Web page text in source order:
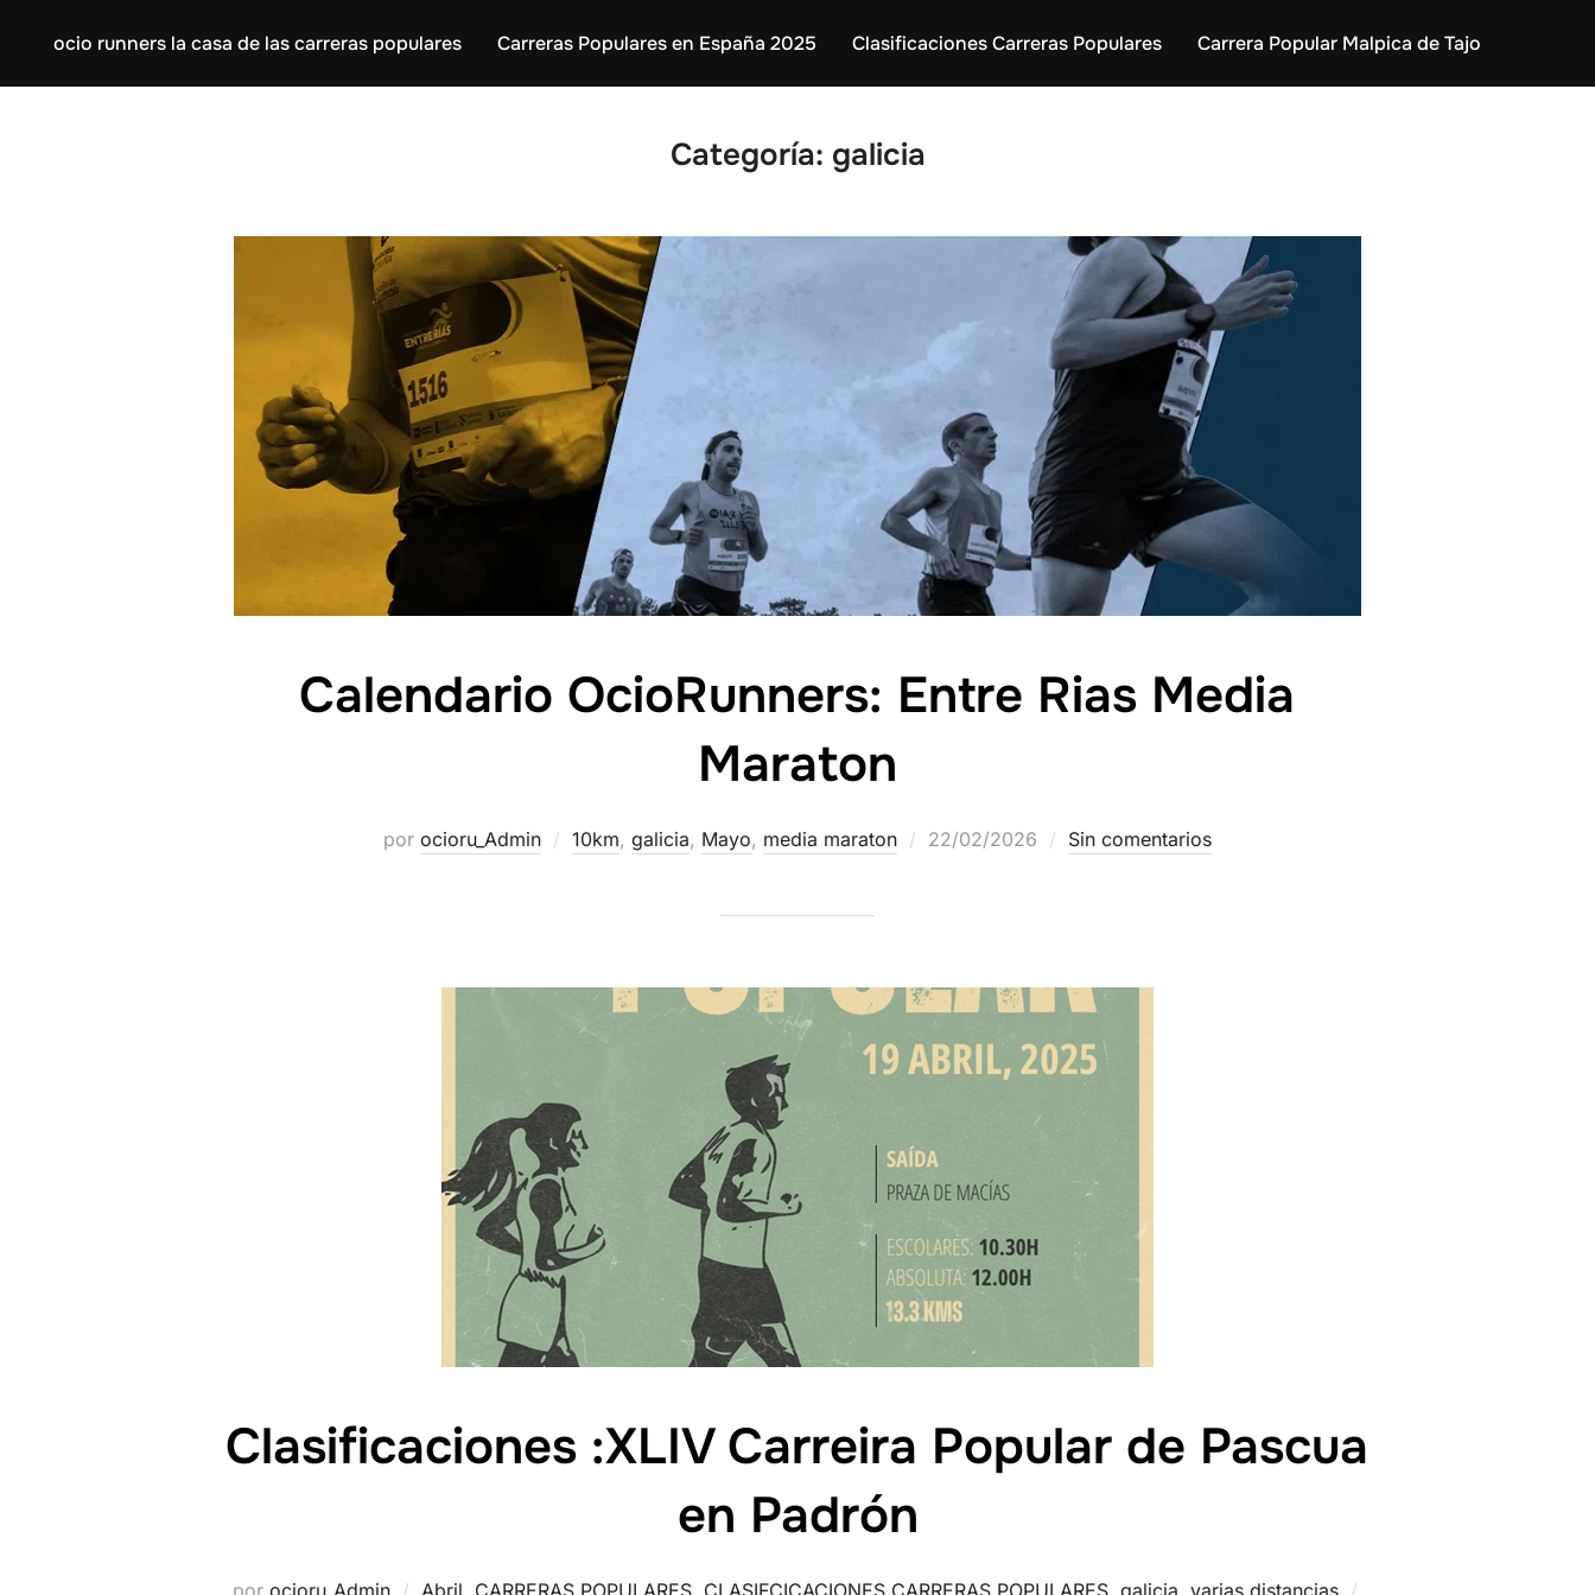
ocio runners la casa de las carreras populares Carreras Populares en España 2025 Clasificaciones Carreras Populares Carrera Popular Malpica de Tajo
Categoría: galicia
Calendario OcioRunners: Entre Rias Media
Maraton
por ocioru_Admin 10km, galicia, Mayo, media maraton 22/02/2026 Sin comentarios
Clasificaciones :XLIV Carreira Popular de Pascua
en Padrón
por ocioru_Admin Abril CARRERAS POPULARES, CLASIFCICACIONES CARRERAS POPULARES, galicia varias distancias